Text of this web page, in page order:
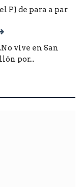
PJ de para a par
vive en San
por...